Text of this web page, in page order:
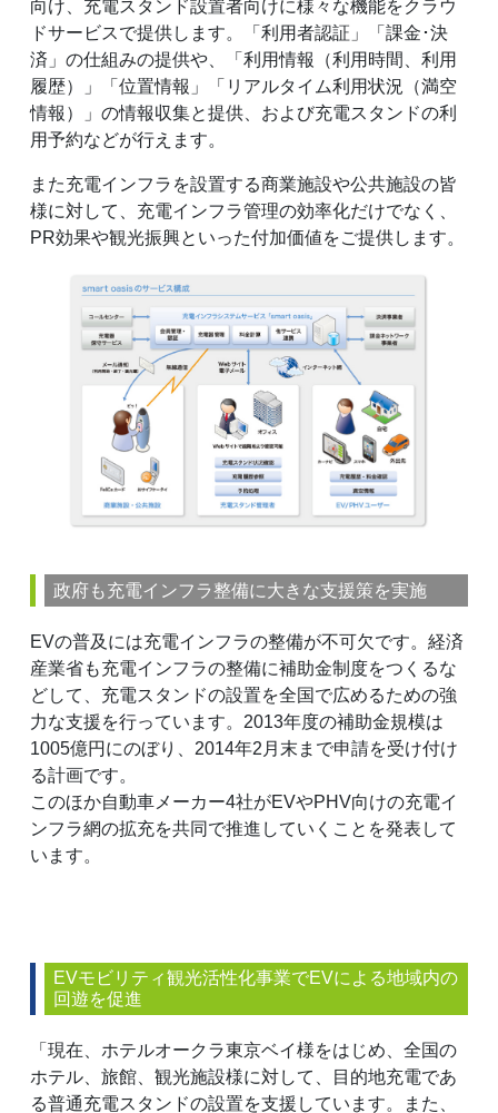
向け、充電スタンド設置者向けに様々な機能をクラウ
ドサービスで提供します。「利用者認証」「課金･決
済」の仕組みの提供や、「利用情報（利用時間、利用
履歴）」「位置情報」「リアルタイム利用状況（満空
情報）」の情報収集と提供、および充電スタンドの利
用予約などが行えます。
また充電インフラを設置する商業施設や公共施設の皆
様に対して、充電インフラ管理の効率化だけでなく、
PR効果や観光振興といった付加価値をご提供します。
政府も充電インフラ整備に大きな支援策を実施
EVの普及には充電インフラの整備が不可欠です。経済
産業省も充電インフラの整備に補助金制度をつくるな
どして、充電スタンドの設置を全国で広めるための強
力な支援を行っています。2013年度の補助金規模は
1005億円にのぼり、2014年2月末まで申請を受け付け
る計画です。
このほか自動車メーカー4社がEVやPHV向けの充電イ
ンフラ網の拡充を共同で推進していくことを発表して
います。
EVモビリティ観光活性化事業でEVによる地域内の
回遊を促進
「現在、ホテルオークラ東京ベイ様をはじめ、全国の
ホテル、旅館、観光施設様に対して、目的地充電であ
る普通充電スタンドの設置を支援しています。また、